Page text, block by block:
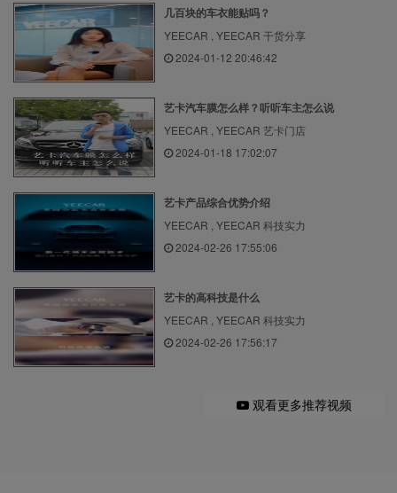
几百块的车衣能贴吗？
YEECAR , YEECAR 干货分享
2024-01-12 20:46:42
艺卡汽车膜怎么样？听听车主怎么说
YEECAR , YEECAR 艺卡门店
2024-01-18 17:02:07
艺卡产品综合优势介绍
YEECAR , YEECAR 科技实力
2024-02-26 17:55:06
艺卡的高科技是什么
YEECAR , YEECAR 科技实力
2024-02-26 17:56:17
观看更多推荐视频